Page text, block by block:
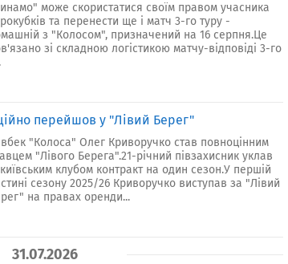
може скористатися своїм правом учасника
та перенести ще і матч 3-го туру -
з "Колосом", призначений на 16 серпня.Це
зі складною логістикою матчу-відповіді 3-го
перейшов у "Лівий Берег"
"Колоса" Олег Криворучко став повноцінним
"Лівого Берега".21-річний півзахисник уклав
київським клубом контракт на один сезон.У першій
сезону 2025/26 Криворучко виступав за "Лівий
на правах оренди...
31.07.2026